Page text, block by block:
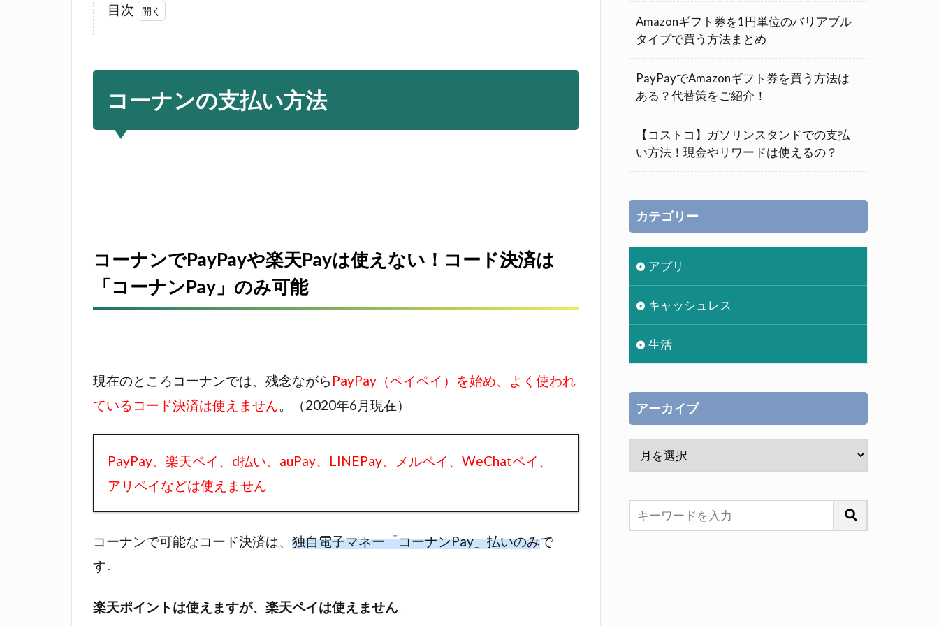
目次
1
ー
ン
支
コーナ
PayPay
や楽天
ード決
済は
「コー
ナン
のみ可
能
1.2
クレ
ード
が使
コーナンの支払い方法
コーナンでPayPayや楽天Payは使えない！コード決済は
「コーナンPay」のみ可能
現在のところコーナンでは、残念ながら PayPay（ペイペイ）を始め、よく使われ
ているコード決済は使えません。（2020年6月現在）
PayPay、楽天ペイ、d払い、auPay、LINEPay、メルペイ、WeChatペイ、
アリペイなどは使えません
コーナンで可能なコード決済は、 独自電子マネー「コーナンPay」払いのみで
す。
楽天ポイントは使えますが、楽天ペイは使えません。
Amazonギフト券を1円単位のバリアブル
タイプで買う方法まとめ
PayPayでAmazonギフト券を買う方法は
ある？代替策をご紹介！
【コストコ】ガソリンスタンドでの支払
い方法！現金やリワードは使えるの？
カテゴリー
アプリ
キャッシュレス
生活
アーカイブ